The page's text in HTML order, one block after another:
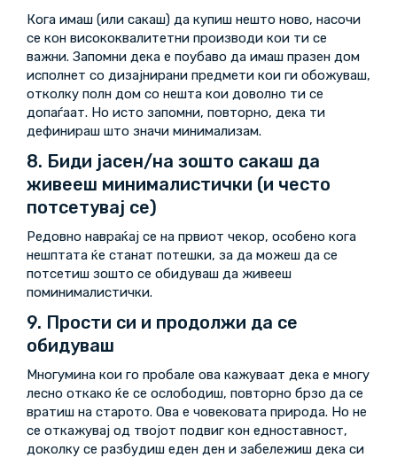
Кога имаш (или сакаш) да купиш нешто ново, насочи
се кон висококвалитетни производи кои ти се
важни. Запомни дека е поубаво да имаш празен дом
исполнет со дизајнирани предмети кои ги обожуваш,
отколку полн дом со нешта кои доволно ти се
допаѓаат. Но исто запомни, повторно, дека ти
дефинираш што значи минимализам.
8. Биди јасен/на зошто сакаш да
живееш минималистички (и често
потсетувај се)
Редовно навраќај се на првиот чекор, особено кога
нешптата ќе станат потешки, за да можеш да се
потсетиш зошто се обидуваш да живееш
поминималистички.
9. Прости си и продолжи да се
обидуваш
Многумина кои го пробале ова кажуваат дека е многу
лесно откако ќе се ослободиш, повторно брзо да се
вратиш на старото. Ова е човековата природа. Но не
се откажувај од твојот подвиг кон едноставност,
доколку се разбудиш еден ден и забележиш дека си